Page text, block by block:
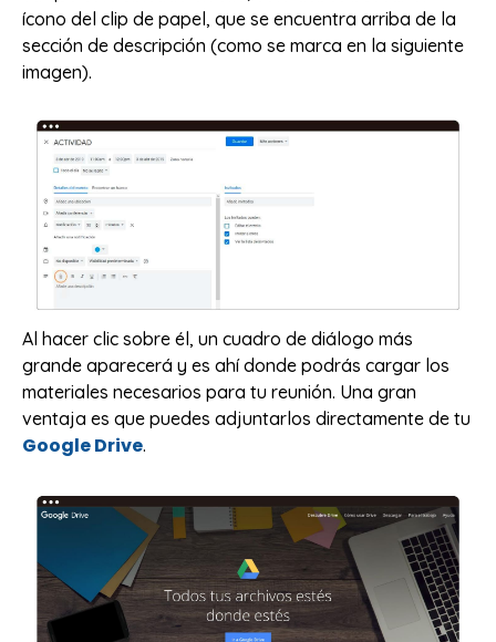
ícono del clip de papel, que se encuentra arriba de la
sección de descripción (como se marca en la siguiente
imagen).
Al hacer clic sobre él, un cuadro de diálogo más
grande aparecerá y es ahí donde podrás cargar los
materiales necesarios para tu reunión. Una gran
ventaja es que puedes adjuntarlos directamente de tu
Google Drive.